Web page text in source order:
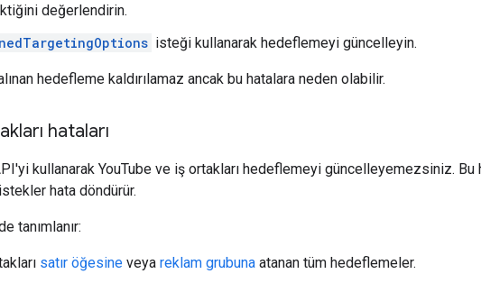
değerlendirin.
isteği kullanarak hedeflemeyi güncelleyin.
hedefleme kaldırılamaz ancak bu hatalara neden olabilir.
hataları
kullanarak YouTube ve iş ortakları hedeflemeyi güncelleyemezsiniz.
hata döndürür.
tanımlanır:
satır öğesine veya reklam grubuna atanan tüm hedeflemeler.